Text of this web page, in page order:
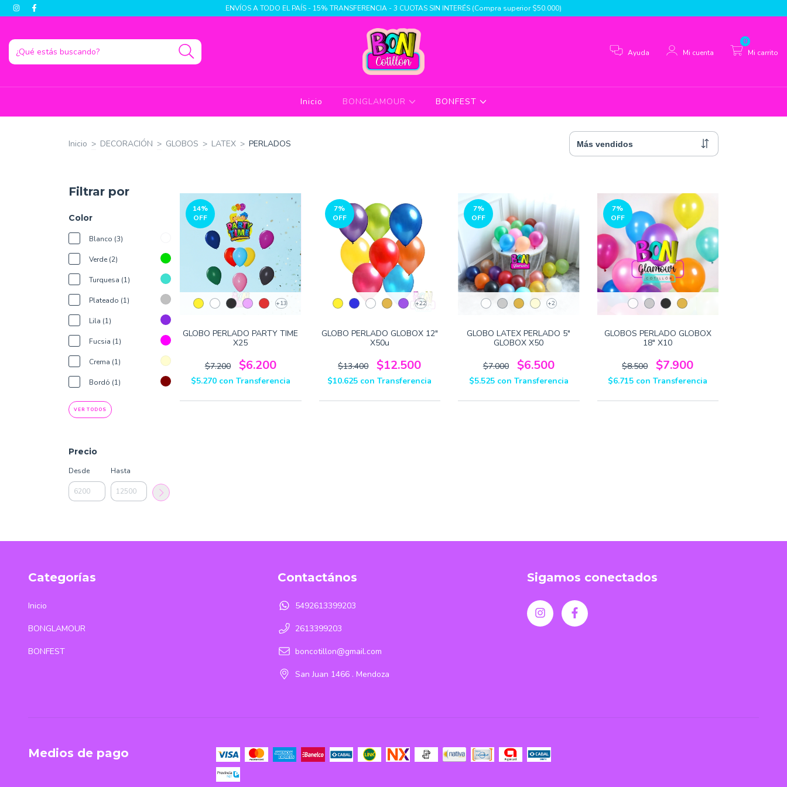
ENVÍOS A TODO EL PAÍS - 15% TRANSFERENCIA - 3 CUOTAS SIN INTERÉS (Compra superior $50.000)
Ayuda Mi cuenta Mi carrito
0
Inicio BONGLAMOUR BONFEST
Inicio > DECORACIÓN > GLOBOS > LATEX > PERLADOS
Filtrar por
Color
Blanco (3)
Verde (2)
Turquesa (1)
Plateado (1)
Lila (1)
Fucsia (1)
Crema (1)
Bordó (1)
VER TODOS
Precio
Desde Hasta
14%
OFF
+13
GLOBO PERLADO PARTY TIME
X25
$7.200 $6.200
$5.270 con Transferencia
7%
OFF
+22
GLOBO PERLADO GLOBOX 12"
X50u
$13.400 $12.500
$10.625 con Transferencia
7%
OFF
+2
GLOBO LATEX PERLADO 5"
GLOBOX X50
$7.000 $6.500
$5.525 con Transferencia
7%
OFF
GLOBOS PERLADO GLOBOX
18" X10
$8.500 $7.900
$6.715 con Transferencia
Categorías
Inicio
BONGLAMOUR
BONFEST
Contactános
5492613399203
2613399203
boncotillon@gmail.com
San Juan 1466 . Mendoza
Sigamos conectados
Medios de pago